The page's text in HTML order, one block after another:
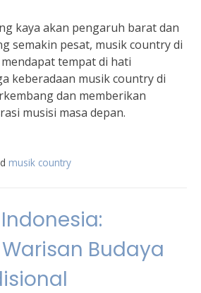
kaya akan pengaruh barat dan
semakin pesat, musik country di
tempat di hati
keberadaan musik country di
dan memberikan
musisi masa depan.
musik country
Budaya